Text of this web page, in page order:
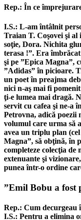
Rep.: În ce
I.S.: L-am întâlnit
Traian T. Coşovei şi
soţie, Dora. Nichita
terasa !”. Era
şi pe ”Epica Magna”,
”Adidas” în picioare.
un poet în preajma
nici n-aş mai fi pomenit
ţi-e lumea mai dragă.
servit cu cafea şi ne-a
Petrovna, adică poezii
volumul care urma să
avea un triplu plan
Magna”, să obţină, în
completeze colecţia
extenuante şi
punea într-o ordine
”Emil Bobu a fost
Rep.: Cum decurgeau
I.S.: Pentru a elimina